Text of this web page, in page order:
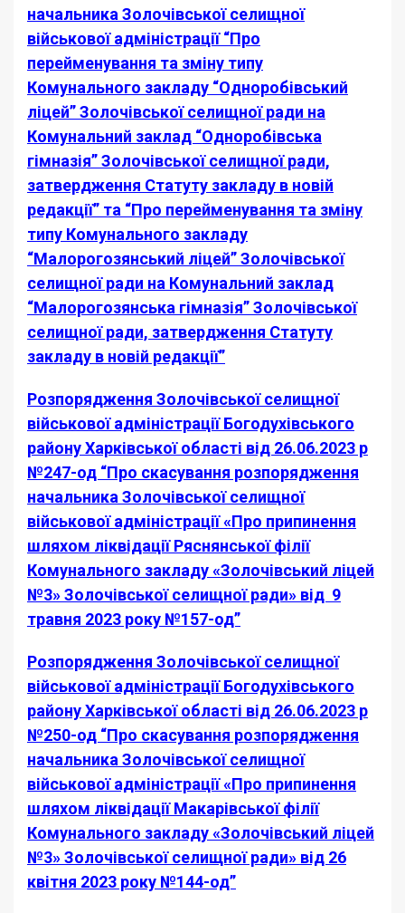
начальника Золочівської селищної
військової адміністрації “Про
перейменування та зміну типу
Комунального закладу “Одноробівський
ліцей” Золочівської селищної ради на
Комунальний заклад “Одноробівська
гімназія”Золочівської селищної ради,
затвердження Статуту закладу в новій
редакції” та “Про перейменування та зміну
типу Комунального закладу
“Малорогозянський ліцей” Золочівської
селищної ради на Комунальний заклад
“Малорогозянська гімназія”Золочівської
селищної ради, затвердження Статуту
закладу в новій редакції”
Розпорядження Золочівської селищної
військової адміністрації Богодухівського
району Харківської області від 26.06.2023 р
№247-од “Про скасування розпорядження
начальника Золочівської селищної
військової адміністрації «Про припинення
шляхом ліквідації Ряснянської філії
Комунального закладу «Золочівський ліцей
№3» Золочівської селищної ради» від 9
травня 2023 року №157-од”
Розпорядження Золочівської селищної
військової адміністрації Богодухівського
району Харківської області від 26.06.2023 р
№250-од “Про скасування розпорядження
начальника Золочівської селищної
військової адміністрації «Про припинення
шляхом ліквідації Макарівської філії
Комунального закладу «Золочівський ліцей
№3» Золочівської селищної ради» від 26
квітня 2023 року №144-од”